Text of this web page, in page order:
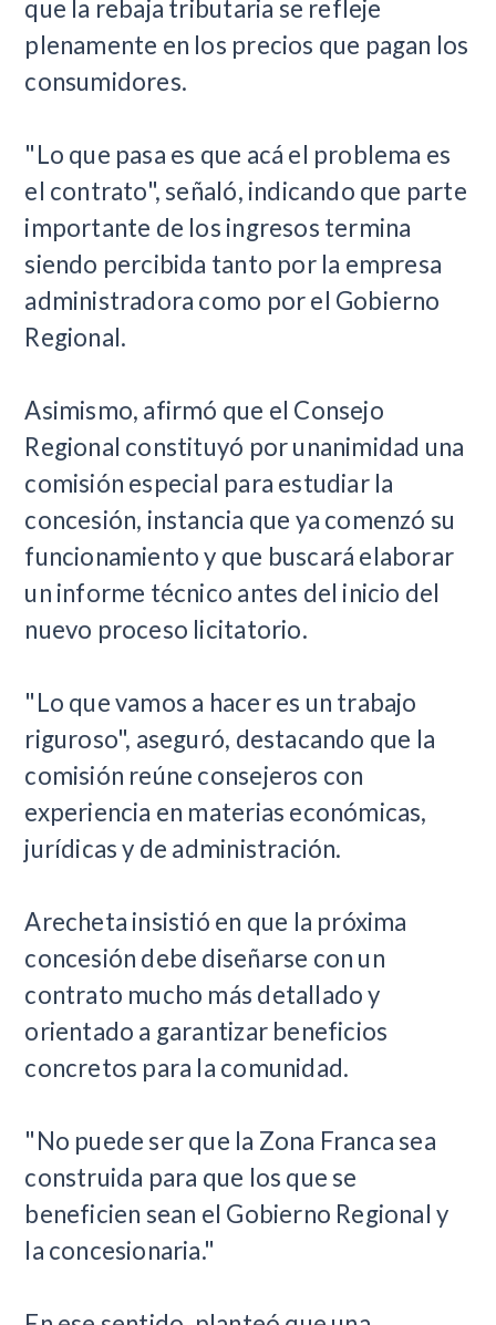
que la rebaja tributaria se refleje
plenamente en los precios que pagan los
consumidores.
"Lo que pasa es que acá el problema es
el contrato", señaló, indicando que parte
importante de los ingresos termina
siendo percibida tanto por la empresa
administradora como por el Gobierno
Regional.
Asimismo, afirmó que el Consejo
Regional constituyó por unanimidad una
comisión especial para estudiar la
concesión, instancia que ya comenzó su
funcionamiento y que buscará elaborar
un informe técnico antes del inicio del
nuevo proceso licitatorio.
"Lo que vamos a hacer es un trabajo
riguroso", aseguró, destacando que la
comisión reúne consejeros con
experiencia en materias económicas,
jurídicas y de administración.
Arecheta insistió en que la próxima
concesión debe diseñarse con un
contrato mucho más detallado y
orientado a garantizar beneficios
concretos para la comunidad.
"No puede ser que la Zona Franca sea
construida para que los que se
beneficien sean el Gobierno Regional y
la concesionaria."